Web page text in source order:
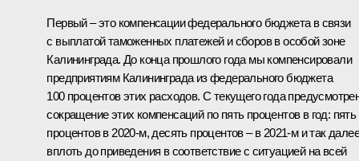
Первый – это компенсации федерального бюджета в связи
с выплатой таможенных платежей и сборов в особой зоне
Калининграда. До конца прошлого года мы компенсировали
предприятиям Калининграда из федерального бюджета
100 процентов этих расходов. С текущего года
сокращение этих компенсаций по пять процентов в год: пять
процентов в 2020‑м, десять процентов – в 2021‑м и так
вплоть до приведения в соответствие с ситуацией на всей